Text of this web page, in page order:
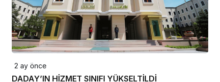
2 ay önce
DADAY’IN HİZMET SINIFI YÜKSELTİLDİ